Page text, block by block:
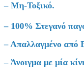
– Μη-Τοξικό.
– 100% Στεγανό
– Απαλλαγμένο από
– Άνοιγμα με μία